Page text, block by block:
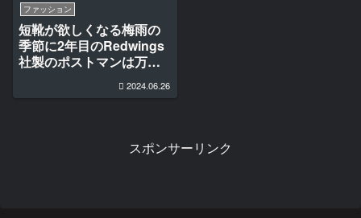
ファッション
短靴が欲しくなる梅雨の
季節に2年目のRedwings
社製のポストマンは万能
2024.06.26
スポンサーリンク